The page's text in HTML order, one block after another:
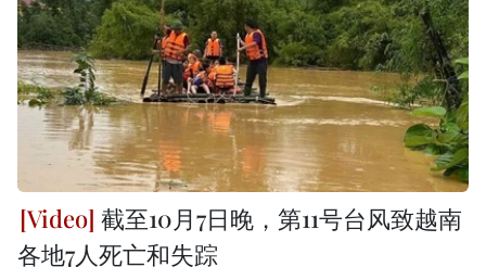
截至10月7日晚，第11号台风致越南
各地7人死亡和失踪